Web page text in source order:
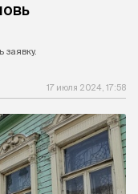
17 июля 2024, 17:58